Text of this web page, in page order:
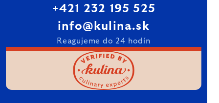
+421 232 195 525
info@kulina.sk
Reagujeme do 24 hodín